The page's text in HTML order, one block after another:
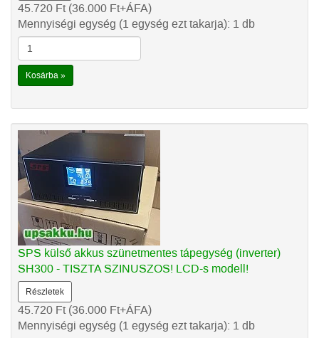
45.720 Ft(36.000 Ft+ÁFA)
Mennyiségi egység (1 egység ezt takarja): 1 db
Kosárba »
SPS külső akkus szünetmentes tápegység (inverter)
SH300 - TISZTA SZINUSZOS! LCD-s modell!
Részletek
45.720 Ft(36.000 Ft+ÁFA)
Mennyiségi egység (1 egység ezt takarja): 1 db